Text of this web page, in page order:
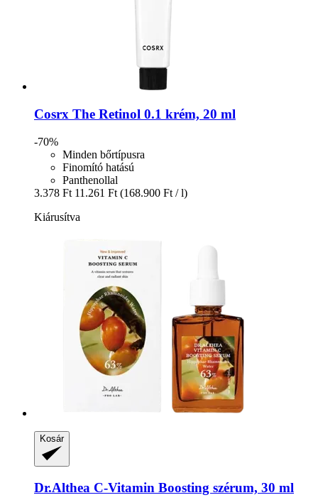
Cosrx The Retinol 0.1 krém, 20 ml
-70%
Minden bőrtípusra
Finomító hatású
Panthenollal
3.378 Ft 11.261 Ft (168.900 Ft / l)
Kiárusítva
Kosár
Dr.Althea C-​Vitamin Boosting szérum, 30 ml